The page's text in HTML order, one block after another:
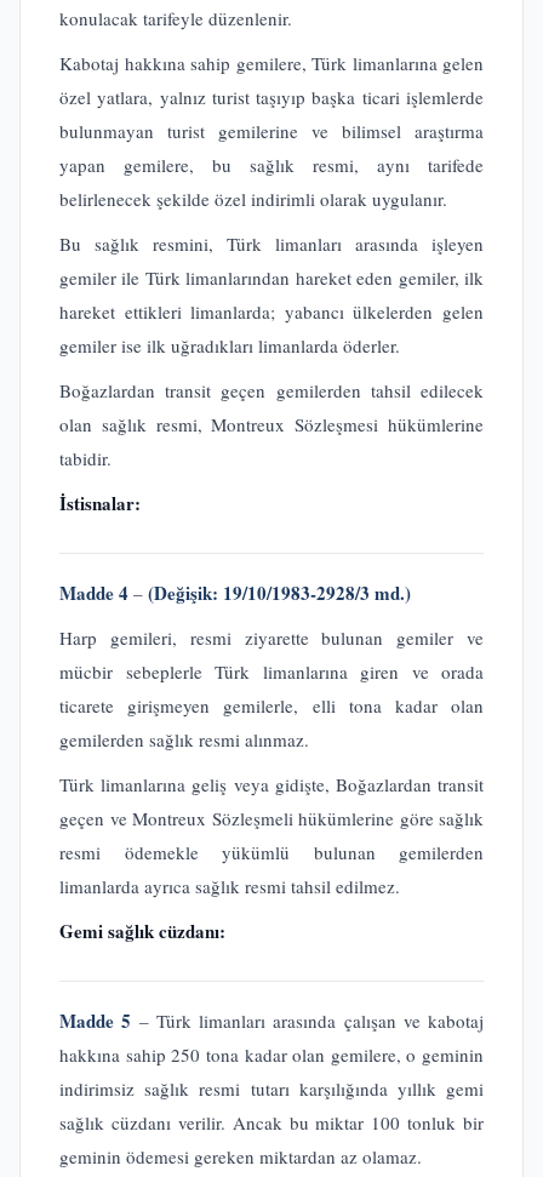
konulacak tarifeyle düzenlenir.
Kabotaj hakkına sahip gemilere, Türk limanlarına gelen
özel yatlara, yalnız turist taşıyıp başka ticari işlemlerde
bulunmayan turist gemilerine ve bilimsel araştırma
yapan gemilere, bu sağlık resmi, aynı tarifede
belirlenecek şekilde özel indirimli olarak uygulanır.
Bu sağlık resmini, Türk limanları arasında işleyen
gemiler ile Türk limanlarından hareket eden gemiler, ilk
hareket ettikleri limanlarda; yabancı ülkelerden gelen
gemiler ise ilk uğradıkları limanlarda öderler.
Boğazlardan transit geçen gemilerden tahsil edilecek
olan sağlık resmi, Montreux Sözleşmesi hükümlerine
tabidir.
İstisnalar:
Madde 4 – (Değişik: 19/10/1983-2928/3 md.)
Harp gemileri, resmi ziyarette bulunan gemiler ve
mücbir sebeplerle Türk limanlarına giren ve orada
ticarete girişmeyen gemilerle, elli tona kadar olan
gemilerden sağlık resmi alınmaz.
Türk limanlarına geliş veya gidişte, Boğazlardan transit
geçen ve Montreux Sözleşmeli hükümlerine göre sağlık
resmi ödemekle yükümlü bulunan gemilerden
limanlarda ayrıca sağlık resmi tahsil edilmez.
Gemi sağlık cüzdanı:
Madde 5 – Türk limanları arasında çalışan ve kabotaj
hakkına sahip 250 tona kadar olan gemilere, o geminin
indirimsiz sağlık resmi tutarı karşılığında yıllık gemi
sağlık cüzdanı verilir. Ancak bu miktar 100 tonluk bir
geminin ödemesi gereken miktardan az olamaz.